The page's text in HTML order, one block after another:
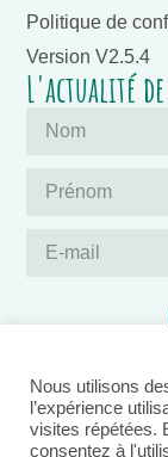
Politique de
Version V2.5.4
L'actualité
Nous utilisons
l’expérience
visites répétées.
consentez à